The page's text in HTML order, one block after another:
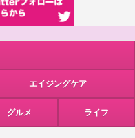
エイジングケア
グルメ ライフ